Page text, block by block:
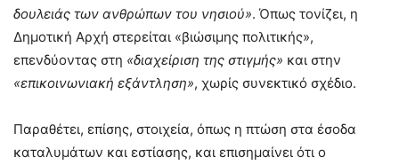
δουλειάς των ανθρώπων του νησιού». Όπως τονίζει, η
Δημοτική Αρχή στερείται «βιώσιμης πολιτικής»,
επενδύοντας στη «διαχείριση της στιγμής» και στην
«επικοινωνιακή εξάντληση», χωρίς συνεκτικό σχέδιο.
Παραθέτει, επίσης, στοιχεία, όπως η πτώση στα έσοδα
καταλυμάτων και εστίασης, και επισημαίνει ότι ο